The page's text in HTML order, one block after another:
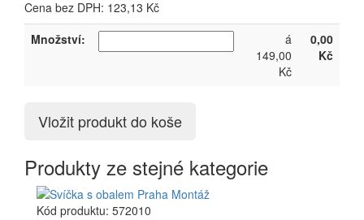
Cena bez DPH: 123,13 Kč
Množství:
á
149,00
Kč
0,00
Kč
Vložit produkt do koše
Produkty ze stejné kategorie
Kód produktu: 572010